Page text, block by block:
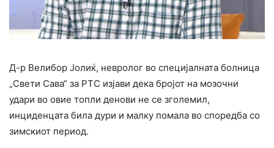
Д-р Велибор Јолиќ, невролог во специјалната болница
„Свети Сава“ за РТС изјави дека бројот на мозочни
удари во овие топли денови не се зголемил,
инциденцата била дури и малку помала во споредба со
зимскиот период.